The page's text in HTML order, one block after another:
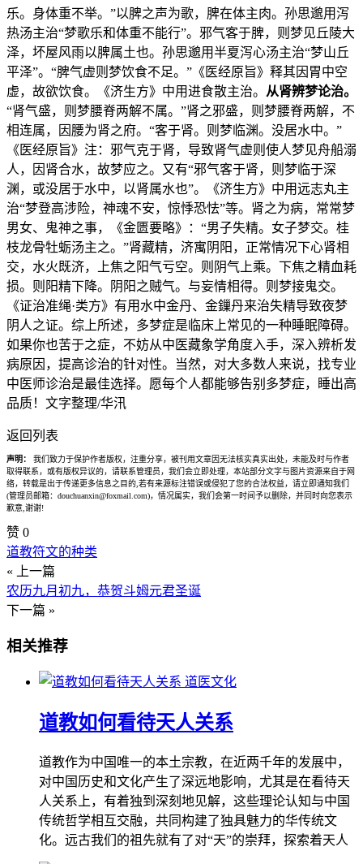
乐。身体重不举。”以脾之声为歌，脾在体主肉。孙思邈用泻
热汤主治“梦歌乐和体重不能行”。邪气客于脾，则梦见丘陵大
泽，坏屋风雨以脾属土也。孙思邈用半夏泻心汤主治“梦山丘
平泽”。“脾气虚则梦饮食不足。”《医经原旨》释其因胃中空
虚，故欲饮食。《济生方》中用进食散主治。 从肾辨梦论治。
“肾气盛，则梦腰脊两解不属。”肾之邪盛，则梦腰脊两解，不
相连属，因腰为肾之府。“客于肾。则梦临渊。没居水中。”
《医经原旨》注：邪气克于肾，导致肾气虚则使人梦见舟船溺
人，因肾合水，故梦应之。又有“邪气客于肾，则梦临于深
渊，或没居于水中，以肾属水也”。《济生方》中用远志丸主
治“梦登高涉险，神魂不安，惊悸恐怯”等。肾之为病，常常梦
男女、鬼神之事，《金匮要略》：“男子失精。女子梦交。桂
枝龙骨牡蛎汤主之。”肾藏精，济寓阴阳，正常情况下心肾相
交，水火既济，上焦之阳气亏空。则阴气上乘。下焦之精血耗
损。则阳精下降。阴阳之贼气。与妄情相得。则梦接鬼交。
《证治准绳·类方》有用水中金丹、金鏁丹来治失精导致夜梦
阴人之证。综上所述，多梦症是临床上常见的一种睡眠障碍。
如果你也苦于之症，不妨从中医藏象学角度入手，深入辨析发
病原因，提高诊治的针对性。当然，对大多数人来说，找专业
中医师诊治是最佳选择。愿每个人都能够告别多梦症，睡出高
品质！文字整理/华汛
返回列表
声明：
我们致力于保护作者版权，注重分享，被刊用文章因无法核实真实出处，未能及时与作者
取得联系，或有版权异议的，请联系管理员，我们会立即处理，本站部分文字与图片资源来自于网
络，转载是出于传递更多信息之目的,若有来源标注错误或侵犯了您的合法权益，请立即通知我们
(管理员邮箱：douchuanxin@foxmail.com)，情况属实，我们会第一时间予以删除，并同时向您表示
歉意,谢谢!
赞 0
道教符文的种类
« 上一篇
农历九月初九，恭贺斗姆元君圣诞
下一篇 »
相关推荐
道医文化
道教如何看待天人关系
道教作为中国唯一的本土宗教，在近两千年的发展中，
对中国历史和文化产生了深远地影响，尤其是在看待天
人关系上，有着独到深刻地见解，这些理论认知与中国
传统哲学相互交融，共同构建了独具魅力的华传统文
化。远古我们的祖先就有了对“天”的崇拜，探索着天人